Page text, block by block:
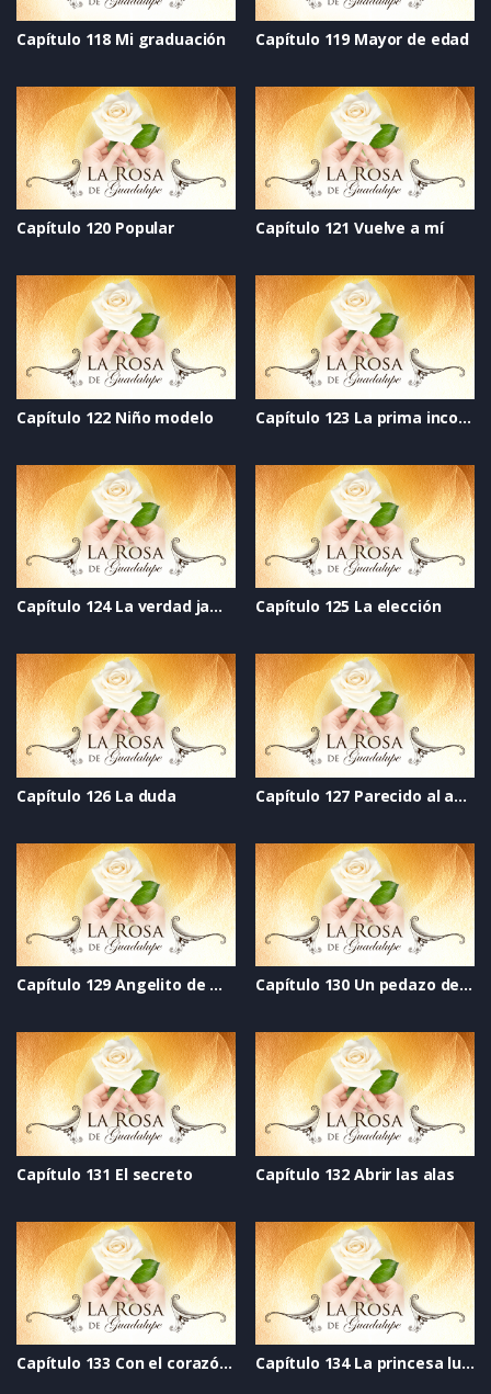
Capítulo 118 Mi graduación Capítulo 119 Mayor de edad
Capítulo 120 Popular Capítulo 121 Vuelve a mí
Capítulo 122 Niño modelo Capítulo 123 La prima incomoda
Capítulo 124 La verdad jamás dicha Capítulo 125 La elección
Capítulo 126 La duda Capítulo 127 Parecido al amor
Capítulo 129 Angelito de mi guarda Capítulo 130 Un pedazo de vida
Capítulo 131 El secreto Capítulo 132 Abrir las alas
Capítulo 133 Con el corazón divido Capítulo 134 La princesa luna